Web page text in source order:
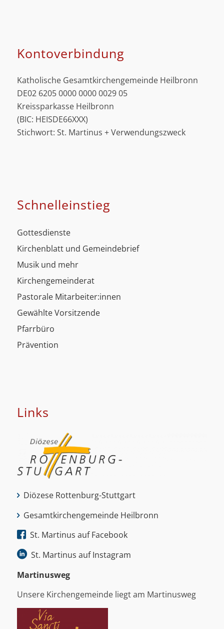
Kontoverbindung
Katholische Gesamtkirchengemeinde Heilbronn
DE02 6205 0000 0000 0029 05
Kreissparkasse Heilbronn
(BIC: HEISDE66XXX)
Stichwort: St. Martinus + Verwendungszweck
Schnell­einstieg
Gottesdienste
Kirchenblatt und Gemeindebrief
Musik und mehr
Kirchengemeinderat
Pastorale Mitarbeiter:innen
Gewählte Vorsitzende
Pfarrbüro
Prävention
Links
Diözese Rottenburg-Stuttgart
Gesamtkirchengemeinde Heilbronn
St. Martinus auf Facebook
St. Martinus auf Instagram
Martinus­weg
Unsere Kirchengemeinde liegt am Martinusweg